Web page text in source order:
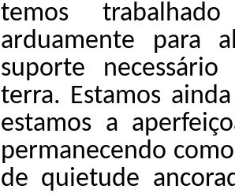
temos
arduamente para
suporte
terra. Estamos
estamos a
permanecendo
de quietude